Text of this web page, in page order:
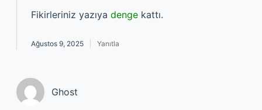
Fikirleriniz yazıya denge kattı.
Ağustos 9, 2025 Yanıtla
Ghost